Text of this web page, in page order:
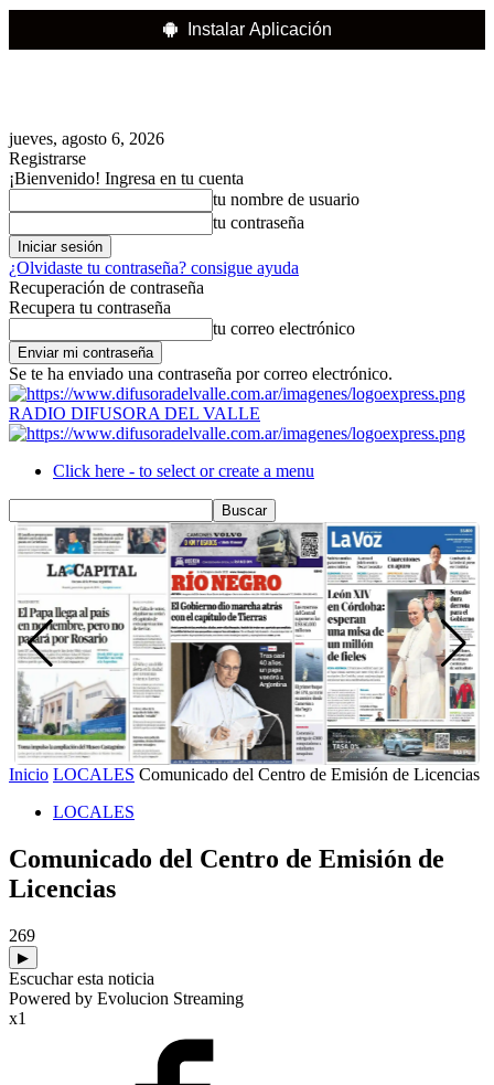
Instalar Aplicación
jueves, agosto 6, 2026
Registrarse
¡Bienvenido! Ingresa en tu cuenta
tu nombre de usuario
tu contraseña
¿Olvidaste tu contraseña? consigue ayuda
Recuperación de contraseña
Recupera tu contraseña
tu correo electrónico
Se te ha enviado una contraseña por correo electrónico.
RADIO DIFUSORA DEL VALLE
Click here - to select or create a menu
Inicio LOCALES Comunicado del Centro de Emisión de Licencias
LOCALES
Comunicado del Centro de Emisión de
Licencias
269
▶
Escuchar esta noticia
Powered by Evolucion Streaming
x1